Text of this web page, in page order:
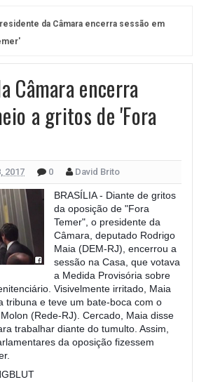
da Câmara encerra sessão em
Câmara encerra
a gritos de 'Fora
2017 0 David Brito
BRASÍLIA - Diante de gritos
da oposição de "Fora
Temer", o presidente da
Câmara, deputado Rodrigo
Maia (DEM-RJ), encerrou a
sessão na Casa, que votava
a Medida Provisória sobre
Visivelmente irritado, Maia
tribuna e teve um bate-boca com o
(Rede-RJ). Cercado, Maia disse
trabalhar diante do tumulto. Assim,
da oposição fizessem